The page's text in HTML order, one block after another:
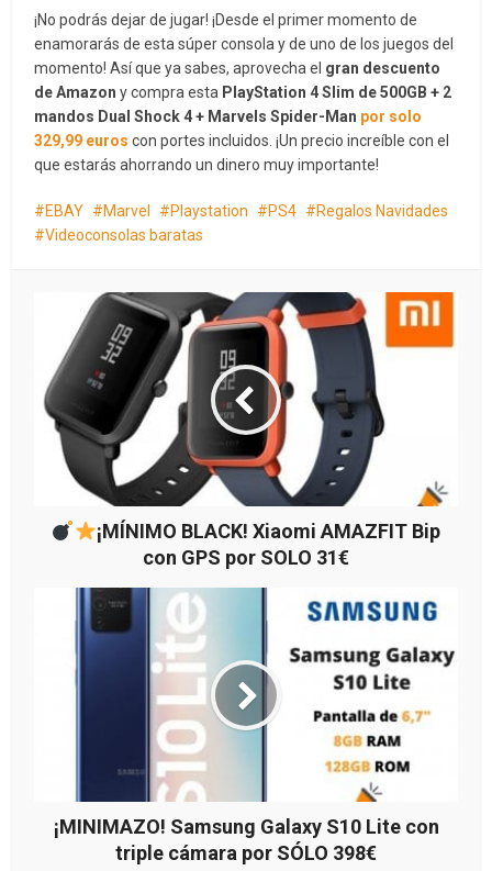
¡No podrás dejar de jugar! ¡Desde el primer momento de
enamorarás de esta súper consola y de uno de los juegos del
momento! Así que ya sabes, aprovecha el gran descuento
de Amazony compra esta PlayStation 4 Slim de 500GB + 2
mandos Dual Shock 4 + Marvels Spider-Man por solo
329,99 euros con portes incluidos. ¡Un precio increíble con el
que estarás ahorrando un dinero muy importante!
EBAY Marvel Playstation PS4
Regalos Navidades
Videoconsolas baratas
¡MÍNIMO BLACK! Xiaomi AMAZFIT Bip
con GPS por SOLO 31€
¡MINIMAZO! Samsung Galaxy S10 Lite con
triple cámara por SÓLO 398€